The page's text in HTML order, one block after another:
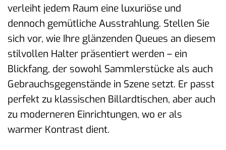
verleiht jedem Raum eine luxuriöse und
dennoch gemütliche Ausstrahlung. Stellen Sie
sich vor, wie Ihre glänzenden Queues an diesem
stilvollen Halter präsentiert werden – ein
Blickfang, der sowohl Sammlerstücke als auch
Gebrauchsgegenstände in Szene setzt. Er passt
perfekt zu klassischen Billardtischen, aber auch
zu moderneren Einrichtungen, wo er als
warmer Kontrast dient.